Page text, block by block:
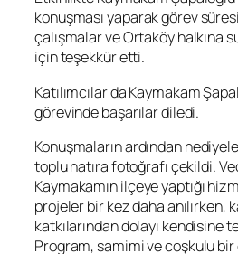
konuşması yaparak görev
çalışmalar ve Ortaköy halkına
için teşekkür etti.
Katılımcılar da Kaymakam
görevinde başarılar diledi.
Konuşmaların ardından
toplu hatıra fotoğrafı çekildi.
Kaymakamın ilçeye yaptığı
projeler bir kez daha anılırken,
katkılarından dolayı kendisine
Program, samimi ve coşkulu